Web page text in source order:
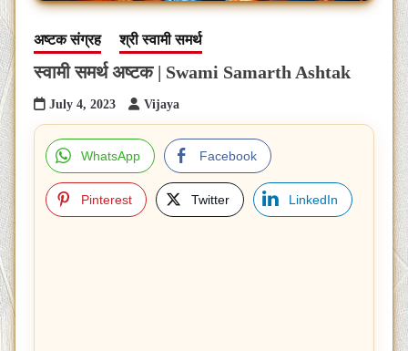
अष्टक संग्रह श्री स्वामी समर्थ
स्वामी समर्थ अष्टक | Swami Samarth Ashtak
July 4, 2023 Vijaya
WhatsApp Facebook
Pinterest Twitter LinkedIn